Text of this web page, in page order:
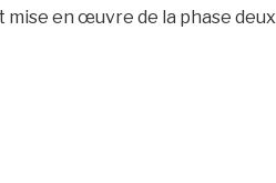
mise en œuvre de la phase deux